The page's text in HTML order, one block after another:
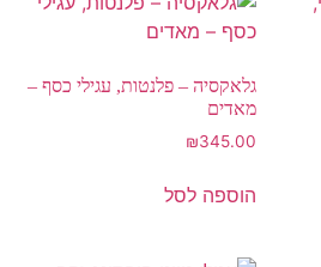
גלאקסיה – פלנטות, עגילי כסף –
מאדים
₪345.00
הוספה לסל